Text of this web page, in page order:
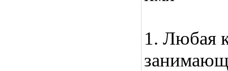
1. Любая